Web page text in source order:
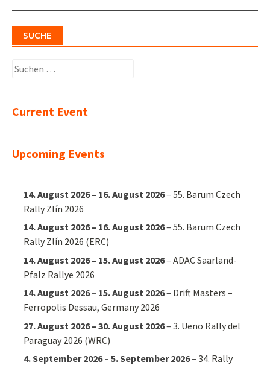
SUCHE
Suchen
Current Event
Upcoming Events
14. August 2026– 16. August 2026–55. Barum Czech
Rally Zlín 2026
14. August 2026– 16. August 2026–55. Barum Czech
Rally Zlín 2026 (ERC)
14. August 2026– 15. August 2026–ADAC Saarland-
Pfalz Rallye 2026
14. August 2026– 15. August 2026– Drift Masters –
Ferropolis Dessau, Germany 2026
27. August 2026– 30. August 2026–3. Ueno Rally del
Paraguay 2026 (WRC)
4. September 2026– 5. September 2026–34. Rally